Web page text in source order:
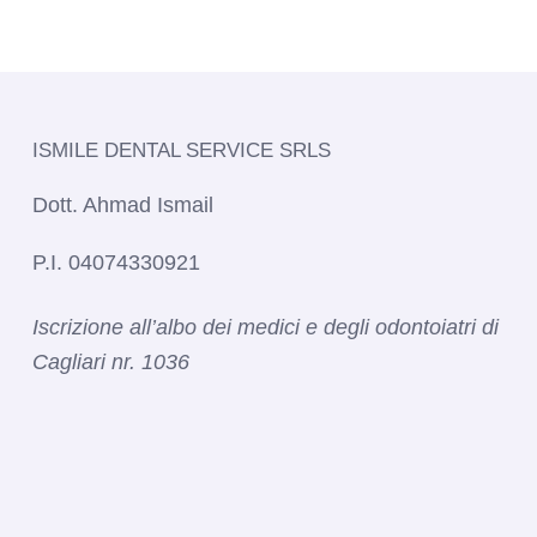
ISMILE DENTAL SERVICE SRLS​
Dott. Ahmad Ismail
P.I. 04074330921
Iscrizione all’albo dei medici e degli odontoiatri di
Cagliari nr. 1036​